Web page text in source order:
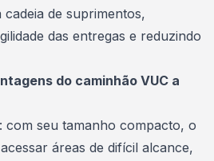
de suprimentos,
das entregas e reduzindo
do caminhão VUC a
: com seu tamanho compacto, o
áreas de difícil alcance,